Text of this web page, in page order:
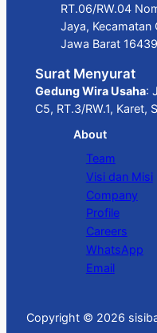
RT.06/RW.04
Jaya, Kecamatan
Jawa Barat 16439
Surat Menyurat
Gedung Wira Usaha:
C5, RT.3/RW.1, Karet,
About
Team
Visi dan Misi
Company
Profile
Careers
WhatsApp
Email
Copyright © 2026